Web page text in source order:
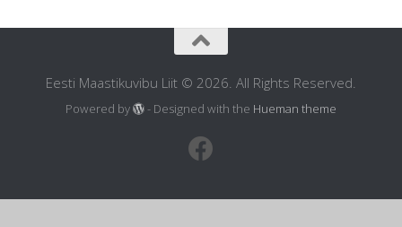
Eesti Maastikuvibu Liit © 2026. All Rights Reserved.
Powered by - Designed with the Hueman theme